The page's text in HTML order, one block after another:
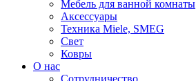
Мебель для ванной комнаты
Аксессуары
Техника Miele, SMEG
Свет
Ковры
О нас
Сотрудничество